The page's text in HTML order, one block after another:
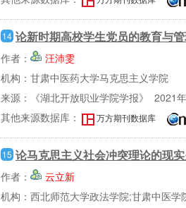
14 论新时期高校学生党员的教育与
作者：
汪沛雯
机构：甘肃中医药大学马克思主义学院
来源：《湖北开放职业学院学报》 2021
其他来源数据库：
万方期刊数据库
15 论马克思主义社会冲突理论的现
作者：
云立新
机构：西北师范大学政法学院;甘肃中医学